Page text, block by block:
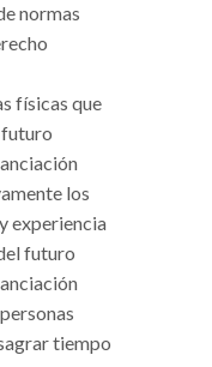
normas
físicas que
los
experiencia
futuro
tiempo